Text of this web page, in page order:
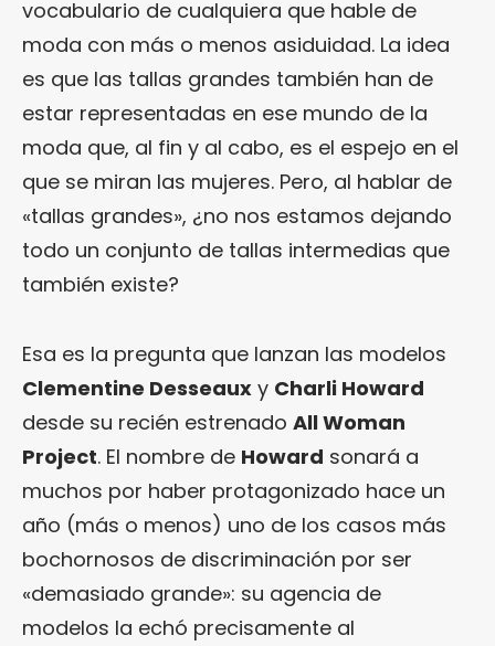
vocabulario de cualquiera que hable de
moda con más o menos asiduidad. La idea
es que las tallas grandes también han de
estar representadas en ese mundo de la
moda que, al fin y al cabo, es el espejo en el
que se miran las mujeres. Pero, al hablar de
«tallas grandes», ¿no nos estamos dejando
todo un conjunto de tallas intermedias que
también existe?
Esa es la pregunta que lanzan las modelos
Clementine Desseaux y Charli Howard
desde su recién estrenado All Woman
Project. El nombre de Howard sonará a
muchos por haber protagonizado hace un
año (más o menos) uno de los casos más
bochornosos de discriminación por ser
«demasiado grande»: su agencia de
modelos la echó precisamente al